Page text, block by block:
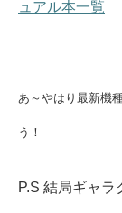
ュアル本一覧
あ～やはり最新機
う！
P.S 結局ギャラ